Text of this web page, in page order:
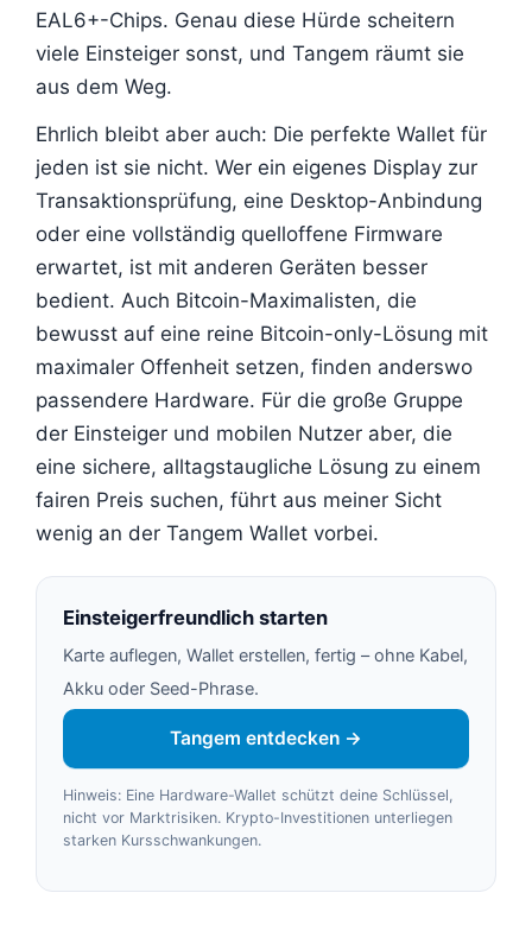
EAL6+-Chips. Genau diese Hürde scheitern
viele Einsteiger sonst, und Tangem räumt sie
aus dem Weg.
Ehrlich bleibt aber auch: Die perfekte Wallet für
jeden ist sie nicht. Wer ein eigenes Display zur
Transaktionsprüfung, eine Desktop-Anbindung
oder eine vollständig quelloffene Firmware
erwartet, ist mit anderen Geräten besser
bedient. Auch Bitcoin-Maximalisten, die
bewusst auf eine reine Bitcoin-only-Lösung mit
maximaler Offenheit setzen, finden anderswo
passendere Hardware. Für die große Gruppe
der Einsteiger und mobilen Nutzer aber, die
eine sichere, alltagstaugliche Lösung zu einem
fairen Preis suchen, führt aus meiner Sicht
wenig an der Tangem Wallet vorbei.
Einsteigerfreundlich starten
Karte auflegen, Wallet erstellen, fertig – ohne Kabel,
Akku oder Seed-Phrase.
Tangem entdecken →
Hinweis: Eine Hardware-Wallet schützt deine Schlüssel,
nicht vor Marktrisiken. Krypto-Investitionen unterliegen
starken Kursschwankungen.